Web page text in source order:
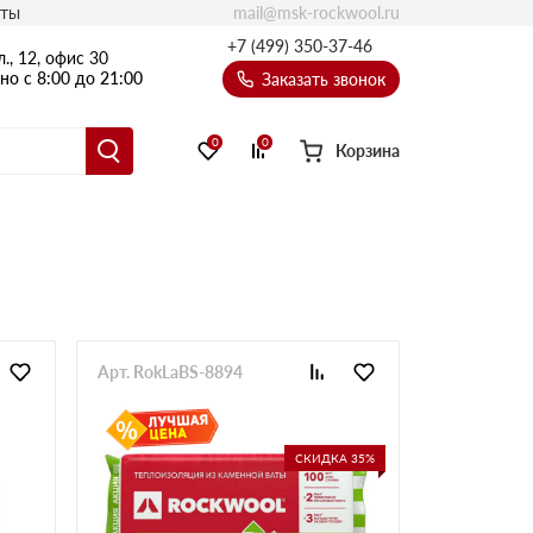
12, офис 30
с 8:00 до 21:00
+7 (499) 350-37-46
Заказать звонок
75 мм
100 мм
Руф Баттс
Балкон
Эсктра
Оптима
0 0 Корзина
mail@msk-rockwool.ru
СКИДКА 35%
Арт. RokLaBS-8894